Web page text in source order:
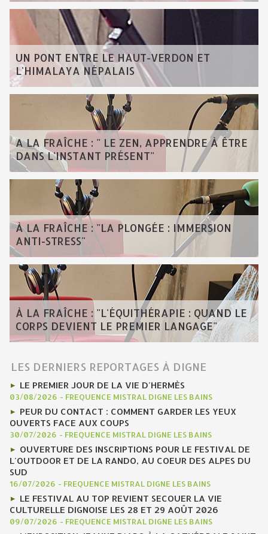
UN PONT ENTRE LE HAUT-VERDON ET
L'HIMALAYA NÉPALAIS
A LA FRAÎCHE : " LE ZEN, APPRENDRE À ÊTRE
DANS L'INSTANT PRÉSENT"
À LA FRAÎCHE : "LA PLONGÉE : IMMERSION
ANTI-STRESS"
À LA FRAÎCHE : "L'ÉQUITHÉRAPIE : QUAND LE
CORPS DEVIENT LE PREMIER LANGAGE"
LES DERNIERS REPORTAGES À DIGNE
LE PREMIER JOUR DE LA VIE D'HERMÈS
03/08/2026 - FREQUENCE MISTRAL DIGNE LES BAINS
PEUR DU CONTACT : COMMENT GARDER LES YEUX
OUVERTS FACE AUX COUPS
30/07/2026 - FREQUENCE MISTRAL DIGNE LES BAINS
OUVERTURE DES INSCRIPTIONS POUR LE FESTIVAL DE
L'OUTDOOR ET DE LA RANDO, AU COEUR DES ALPES DU
SUD
16/07/2026 - FREQUENCE MISTRAL DIGNE LES BAINS
LE FESTIVAL AU TOP REVIENT SECOUER LA VIE
CULTURELLE DIGNOISE LES 28 ET 29 AOÛT 2026
09/07/2026 - FREQUENCE MISTRAL DIGNE LES BAINS